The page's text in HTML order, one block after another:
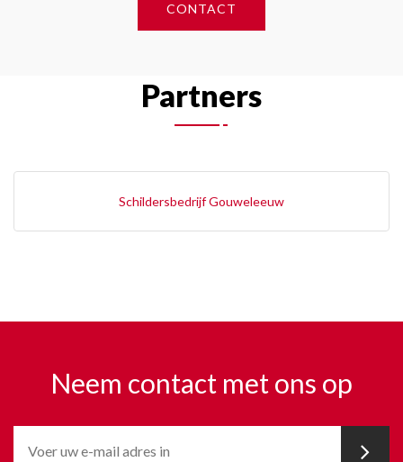
CONTACT
Partners
Schildersbedrijf Gouweleeuw
Neem contact met ons op